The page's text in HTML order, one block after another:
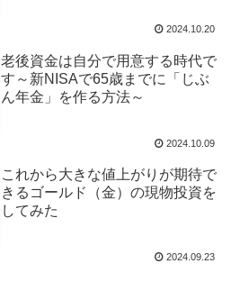
2024.10.20
老後資金は自分で用意する時代で
す～新NISAで65歳までに「じぶ
ん年金」を作る方法～
2024.10.09
これから大きな値上がりが期待で
きるゴールド（金）の現物投資を
してみた
2024.09.23